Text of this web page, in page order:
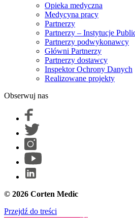
Opieka medyczna
Medycyna pracy
Partnerzy
Partnerzy – Instytucje
Partnerzy podwykonawcy
Główni Partnerzy
Partnerzy dostawcy
Inspektor Ochrony Danych
Realizowane projekty
Obserwuj nas
© 2026 Corten Medic
Przejdź do treści